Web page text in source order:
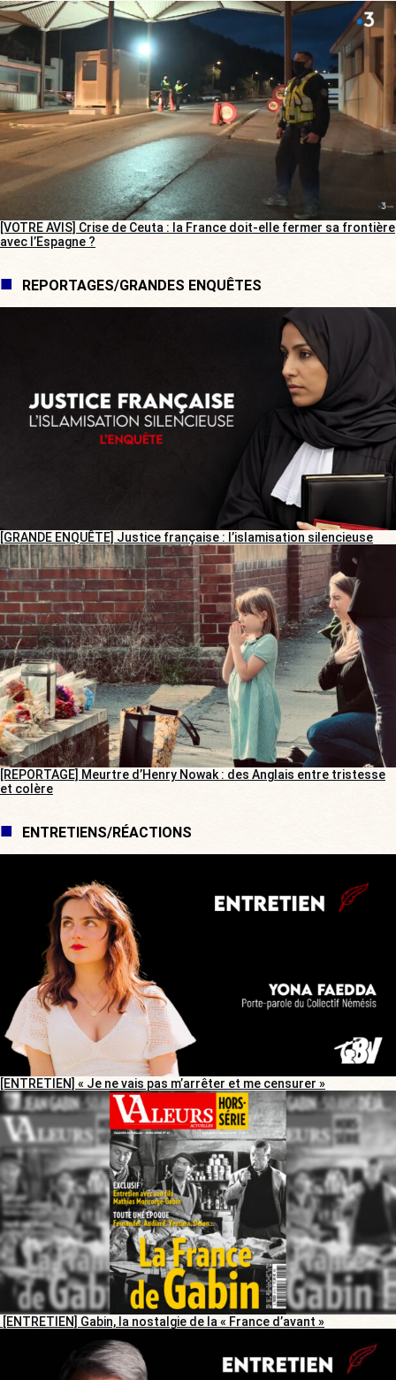
[VOTRE AVIS] Crise de Ceuta : la France doit-elle fermer sa frontière
avec l’Espagne ?
REPORTAGES/GRANDES ENQUÊTES
[GRANDE ENQUÊTE] Justice française : l’islamisation silencieuse
[REPORTAGE] Meurtre d’Henry Nowak : des Anglais entre tristesse
et colère
ENTRETIENS/RÉACTIONS
[ENTRETIEN] « Je ne vais pas m’arrêter et me censurer »
[ENTRETIEN] Gabin, la nostalgie de la « France d’avant »